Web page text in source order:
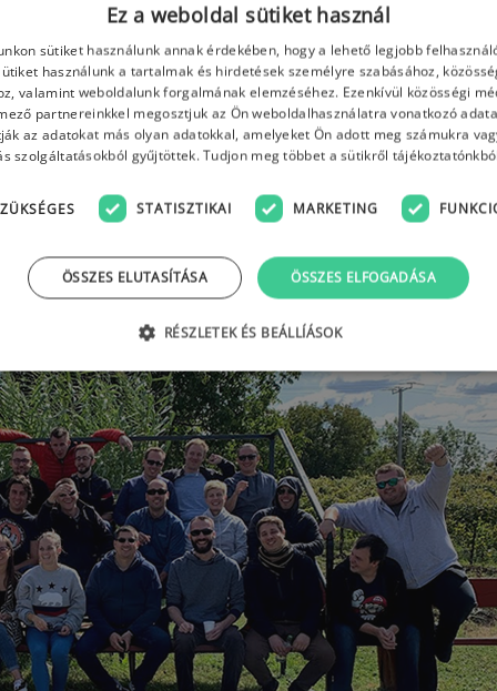
csapat is meg tudja beszélni a személyes és szakmai
amikor az egész cég együtt van, és bármilyen
a digitális transzformációban, ezért hoztunk létre egysaját
arra vonatkozóan, hogy milyen nehézségű
milyen hangulatban tettük. Azért, hogy mindehhez a
Ez a weboldal sütiket használ
sütiket használunk annak érdekében, hogy a lehető legjobb
használunk a tartalmak és hirdetések személyre szabásához,
valamint weboldalunk forgalmának elemzéséhez. Ezenkívül közösségi
partnereinkkel megosztjuk az Ön weboldalhasználatra vonatkozó
az adatokat más olyan adatokkal, amelyeket Ön adott meg számukra
szolgáltatásokból gyűjtöttek. Tudjon meg többet a sütikről
STATISZTIKAI MARKETING
ÖSSZES ELFOGADÁSA
ÖSSZES ELUTASÍTÁSA
RÉSZLETEK ÉS BEÁLLÍÁSOK